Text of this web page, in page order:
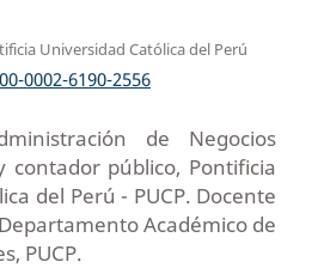
Universidad Católica del Perú
0002-6190-2556
de Negocios
contador público, Pontificia
del Perú - PUCP. Docente
Académico de
PUCP.